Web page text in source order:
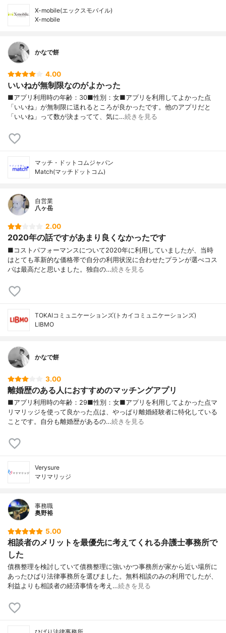
X-mobile(エックスモバイル)
X-mobile
かなで餅
4.00
いいねが無制限なのがよかった
■アプリ利用時の年齢：30■性別：女■アプリを利用してよかった点
「いいね」が無制限に送れるところが良かったです。他のアプリだと
「いいね」って数が決まってて、気に…続きを見る
マッチ・ドットコムジャパン
Match(マッチドットコム)
自営業
八ヶ岳
2.00
2020年の話ですがあまり良くなかったです
■コストパフォーマンスについて2020年に利用していましたが、当時
はとても革新的な価格帯で自分の利用状況に合わせたプランが選べコス
パは最高だと思いました。独自の…続きを見る
TOKAIコミュニケーションズ(トカイコミュニケーションズ)
LIBMO
かなで餅
3.00
離婚歴のある人におすすめのマッチングアプリ
■アプリ利用時の年齢：29■性別：女■アプリを利用してよかった点マ
リマリッジを使って良かった点は、やっぱり離婚経験者に特化している
ことです。自分も離婚歴があるの…続きを見る
Verysure
マリマリッジ
事務職
奥野裕
5.00
相談者のメリットを最優先に考えてくれる弁護士事務所で
した
債務整理を検討していて債務整理に強いかつ事務所が家から近い場所に
あったひばり法律事務所を選びました。無料相談のみの利用でしたが、
利益よりも相談者の経済事情を考え…続きを見る